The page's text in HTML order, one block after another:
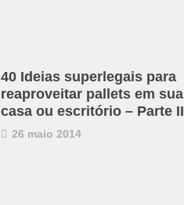
40 Ideias superlegais para
reaproveitar pallets em sua
casa ou escritório – Parte II
26 maio 2014